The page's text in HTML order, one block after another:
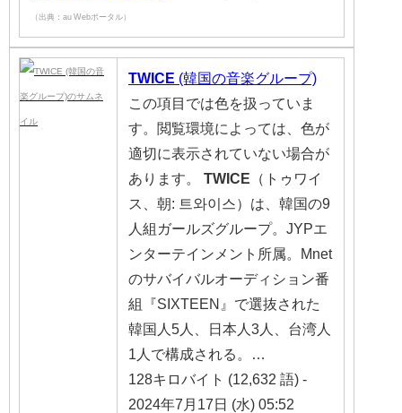
（出典：au Webポータル）
TWICE (韓国の音楽グループ)
この項目では色を扱っていま
す。閲覧環境によっては、色が
適切に表示されていない場合が
あります。 TWICE （トゥワイ
ス、朝: 트와이스）は、韓国の9
人組ガールズグループ。JYPエ
ンターテインメント所属。Mnet
のサバイバルオーディション番
組『SIXTEEN』で選抜された
韓国人5人、日本人3人、台湾人
1人で構成される。…
128キロバイト (12,632 語) -
2024年7月17日 (水) 05:52